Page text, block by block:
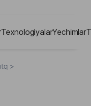
TexnologiyalarYechimlar
>